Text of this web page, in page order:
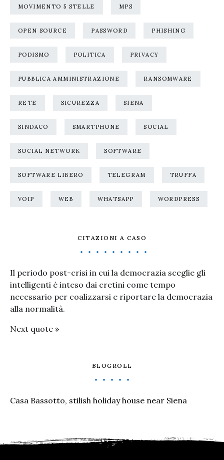
MOVIMENTO 5 STELLE MPS
OPEN SOURCE PASSWORD PHISHING
PODISMO POLITICA PRIVACY
PUBBLICA AMMINISTRAZIONE RANSOMWARE
RETE SICUREZZA SIENA
SINDACO SMARTPHONE SOCIAL
SOCIAL NETWORK SOFTWARE
SOFTWARE LIBERO TELEGRAM TRUFFA
VOIP WEB WHATSAPP WORDPRESS
CITAZIONI A CASO
Il periodo post-crisi in cui la democrazia sceglie gli
intelligenti è inteso dai cretini come tempo
necessario per coalizzarsi e riportare la democrazia
alla normalità.
Next quote »
BLOGROLL
Casa Bassotto, stilish holiday house near Siena